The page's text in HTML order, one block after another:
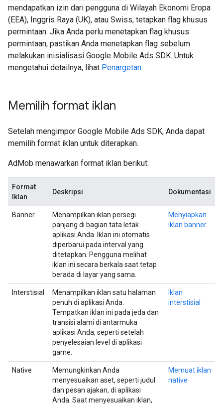
mendapatkan izin dari pengguna di Wilayah Ekonomi Eropa
(EEA), Inggris Raya (UK), atau Swiss, tetapkan flag khusus
permintaan. Jika Anda perlu menetapkan flag khusus
permintaan, pastikan Anda menetapkan flag sebelum
melakukan inisialisasi Google Mobile Ads SDK. Untuk
mengetahui detailnya, lihat Penargetan.
Memilih format iklan
Setelah mengimpor Google Mobile Ads SDK, Anda dapat
memilih format iklan untuk diterapkan.
AdMob menawarkan format iklan berikut:
Format
Iklan
Deskripsi Dokumentasi
Banner
Menampilkan iklan persegi
panjang di bagian tata letak
aplikasi Anda. Iklan ini otomatis
diperbarui pada interval yang
ditetapkan. Pengguna melihat
iklan ini secara berkala saat tetap
berada di layar yang sama.
Menyiapkan
iklan banner
Interstisial
Menampilkan iklan satu halaman
penuh di aplikasi Anda.
Tempatkan iklan ini pada jeda dan
transisi alami di antarmuka
aplikasi Anda, seperti setelah
penyelesaian level di aplikasi
game.
Iklan
interstisial
Native
Memungkinkan Anda
menyesuaikan aset, seperti judul
dan pesan ajakan, di aplikasi
Anda. Saat menyesuaikan iklan,
Memuat iklan
native